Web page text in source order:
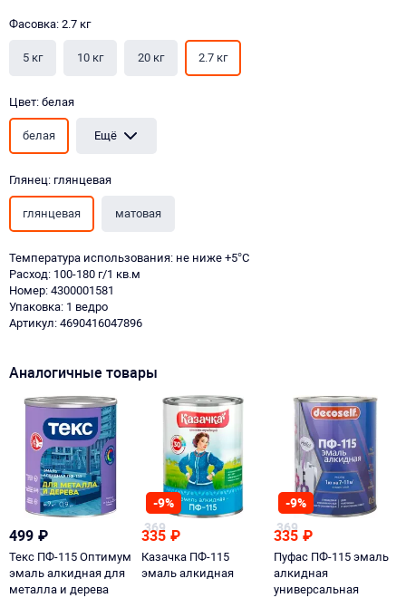
Фасовка: 2.7 кг
5 кг 10 кг 20 кг 2.7 кг
Цвет: белая
белая Ещё
Глянец: глянцевая
глянцевая матовая
Температура использования: не ниже +5°С
Расход: 100-180 г/1 кв.м
Номер: 4300001581
Упаковка: 1 ведро
Артикул: 4690416047896
Аналогичные товары
499 ₽
Текс ПФ-115 Оптимум
эмаль алкидная для
металла и дерева
-9%
369
335 ₽
Казачка ПФ-115
эмаль алкидная
-9%
369
335 ₽
Пуфас ПФ-115 эмаль
алкидная
универсальная